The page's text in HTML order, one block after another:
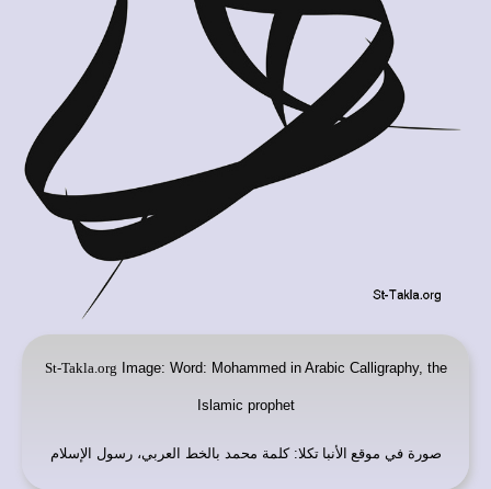
St-Takla.org Image: Word: Mohammed in Arabic Calligraphy, the
Islamic prophet
صورة في موقع الأنبا تكلا: كلمة محمد بالخط العربي، رسول الإسلام